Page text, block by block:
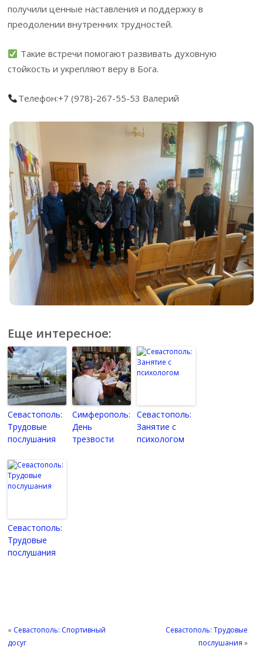
получили ценные наставления и поддержку в
преодолении внутренних трудностей.
Такие встречи помогают развивать духовную
стойкость и укрепляют веру в Бога.
Телефон:+7 (978)-267-55-53 Валерий
Еще интересное:
Севастополь:
Трудовые
послушания
Симферополь:
День
трезвости
Севастополь:
Занятие с
психологом
Севастополь:
Трудовые
послушания
« Севастополь: Спортивный
досуг
Севастополь: Трудовые
послушания »